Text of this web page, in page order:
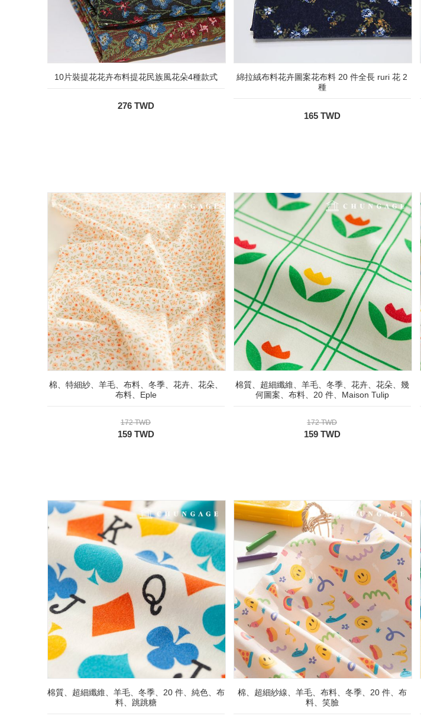
10片裝提花花卉布料提花民族風花朵4種款式
276 TWD
綿拉絨布料花卉圖案花布料 20 件全長 ruri 花 2
種
165 TWD
棉、特細紗、羊毛、布料、冬季、花卉、花朵、
布料、Eple
172 TWD
159 TWD
棉質、超細纖維、羊毛、冬季、花卉、花朵、幾
何圖案、布料、20 件、Maison Tulip
172 TWD
159 TWD
棉質、超細纖維、羊毛、冬季、20 件、純色、布
料、跳跳糖
棉、超細紗線、羊毛、布料、冬季、20 件、布
料、笑臉